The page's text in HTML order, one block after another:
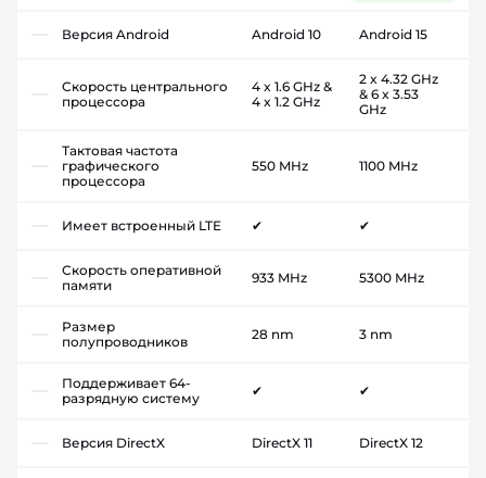
Версия Android Android 10 Android 15
Скорость центрального
процессора
4 x 1.6 GHz &
4 x 1.2 GHz
2 x 4.32 GHz
& 6 x 3.53
GHz
Тактовая частота
графического
процессора
550 MHz 1100 MHz
Имеет встроенный LTE ✔ ✔
Скорость оперативной
памяти
933 MHz 5300 MHz
Размер
полупроводников
28 nm 3 nm
Поддерживает 64-
разрядную систему
✔ ✔
Версия DirectX DirectX 11 DirectX 12